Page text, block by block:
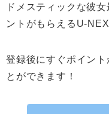
ドメスティックな彼
ントがもらえるU-
登録後にすぐポイン
とができます！